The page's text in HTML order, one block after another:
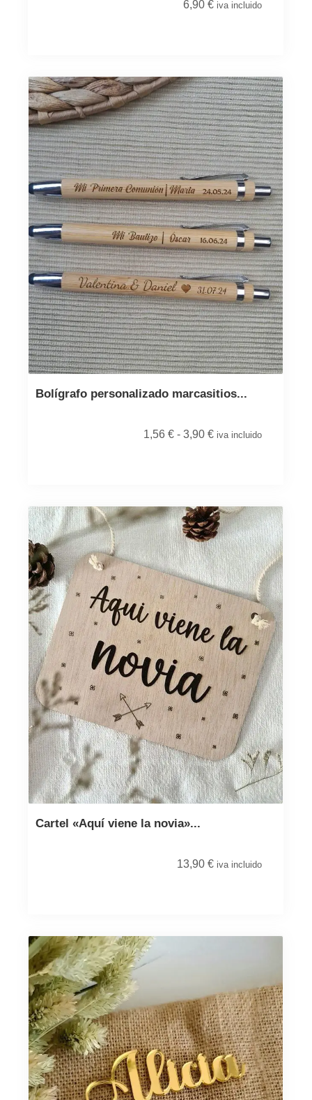
6,90 € iva incluido
Bolígrafo personalizado marcasitios...
1,56 € - 3,90 € iva incluido
Cartel «Aquí viene la novia»...
13,90 € iva incluido